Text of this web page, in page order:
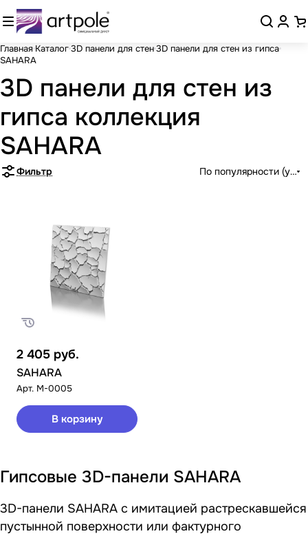
Главная Каталог3D панели для стен3D панели для стен из гипса
SAHARA
3D панели для стен из
гипса коллекция
SAHARA
Фильтр По популярности
2 405 руб.
SAHARA
Арт. M-0005
В корзину
Гипсовые 3D-панели SAHARA
3D-панели SAHARA с имитацией растрескавшейся
пустынной поверхности или фактурного